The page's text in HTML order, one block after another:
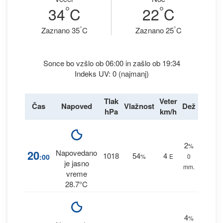
34°C
Zaznano 35°C
22°C
Zaznano 25°C
Sonce bo vzšlo ob 06:00 in zašlo ob 19:34
Indeks UV: 0 (najmanj)
Čas Napoved
Tlak
hPa Vlažnost Veter
km/h Dež
20:00
Napovedano
je jasno
vreme
28.7°C
1018 54% 4 E
2%
0
mm.
4%